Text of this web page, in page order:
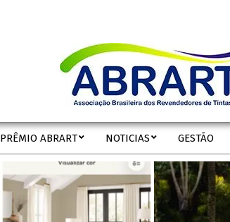
ABRART
Secondary
Navigation
Menu
PRÊMIO ABRART NOTICIAS GESTÃO